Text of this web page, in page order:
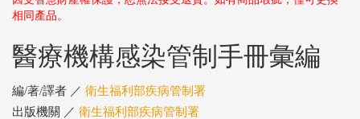
相同產品。
醫療機構感染管制手冊彙編
編/著/譯者 ／ 衛生福利部疾病管制署
出版機關 ／ 衛生福利部疾病管制署